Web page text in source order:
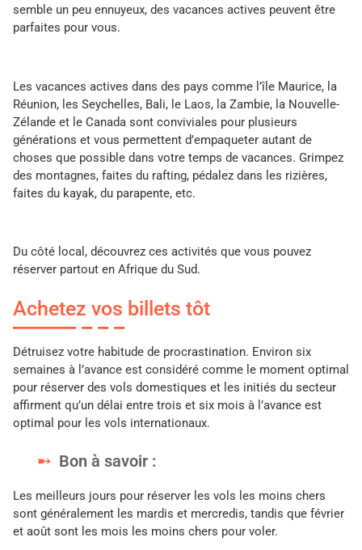
semble un peu ennuyeux, des vacances actives peuvent être
parfaites pour vous.
Les vacances actives dans des pays comme l’île Maurice, la
Réunion, les Seychelles, Bali, le Laos, la Zambie, la Nouvelle-
Zélande et le Canada sont conviviales pour plusieurs
générations et vous permettent d’empaqueter autant de
choses que possible dans votre temps de vacances. Grimpez
des montagnes, faites du rafting, pédalez dans les rizières,
faites du kayak, du parapente, etc.
Du côté local, découvrez ces activités que vous pouvez
réserver partout en Afrique du Sud.
Achetez vos billets tôt
Détruisez votre habitude de procrastination. Environ six
semaines à l’avance est considéré comme le moment optimal
pour réserver des vols domestiques et les initiés du secteur
affirment qu’un délai entre trois et six mois à l’avance est
optimal pour les vols internationaux.
Bon à savoir :
Les meilleurs jours pour réserver les vols les moins chers
sont généralement les mardis et mercredis, tandis que février
et août sont les mois les moins chers pour voler.